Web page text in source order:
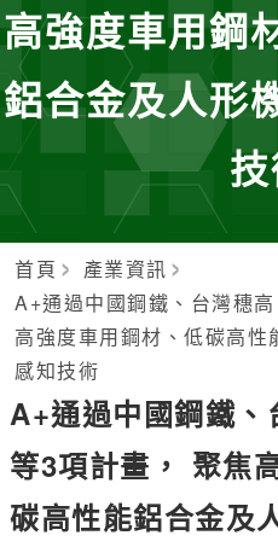
高強度車用鋼
鋁合金及人形
首頁
產業資訊
A+通過中國鋼鐵、台灣穗
高強度車用鋼材、低碳高
感知技術
A+通過中國鋼鐵、
等3項計畫， 聚焦
碳高性能鋁合金及